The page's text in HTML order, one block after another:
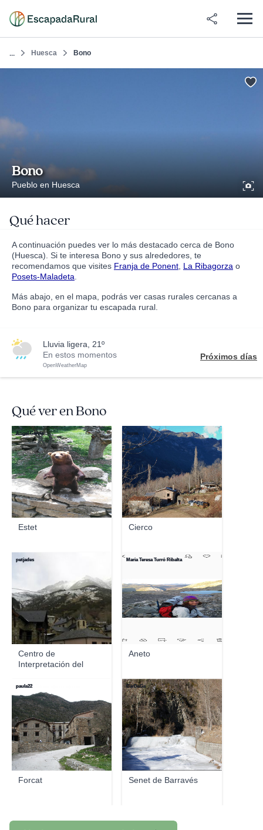
... Huesca Bono
Bono
Pueblo en Huesca
Qué hacer
A continuación puedes ver lo más destacado cerca de Bono
(Huesca). Si te interesa Bono y sus alrededores, te
recomendamos que visites Franja de Ponent La Ribagorza o
Posets-Maladeta
Más abajo, en el mapa, podrás ver casas rurales cercanas a
Bono para organizar tu escapada rural.
lluvia ligera, 21º
En estos momentos
OpenWeatherMap
Próximos días
Qué ver en Bono
Estet
Angel García
Cierco
Jesse.
Centro de
Interpretación del
petjades
Aneto
Maria Teresa Turró Ribalta
Forcat
paula22
Senet de Barravés
CárDeGa